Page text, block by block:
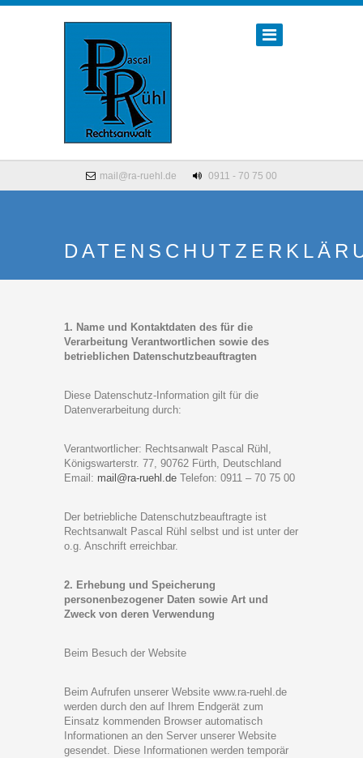
mail@ra-ruehl.de 0911 - 70 75 00
1. Name und Kontaktdaten des für die
Verarbeitung Verantwortlichen sowie des
betrieblichen Datenschutzbeauftragten
Diese Datenschutz-Information gilt für die
Datenverarbeitung durch:
Verantwortlicher: Rechtsanwalt Pascal Rühl,
Königswarterstr. 77, 90762 Fürth, Deutschland
Email: mail@ra-ruehl.de Telefon: 0911 – 70 75 00
Der betriebliche Datenschutzbeauftragte ist
Rechtsanwalt Pascal Rühl selbst und ist unter der
o.g. Anschrift erreichbar.
2. Erhebung und Speicherung
personenbezogener Daten sowie Art und
Zweck von deren Verwendung
Beim Besuch der Website
Beim Aufrufen unserer Website www.ra-ruehl.de
werden durch den auf Ihrem Endgerät zum
Einsatz kommenden Browser automatisch
Informationen an den Server unserer Website
gesendet. Diese Informationen werden temporär